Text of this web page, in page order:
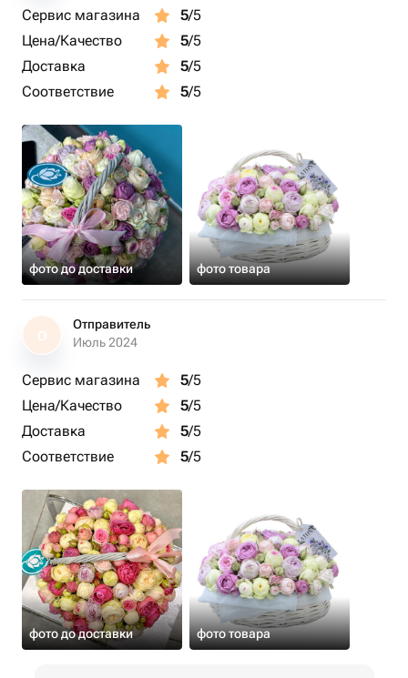
Сервис магазина 5/5
Цена/Качество
5/5
Доставка
5/5
Соответствие
5/5
фото до доставки фото товара
О
Отправитель
Июль 2024
Сервис магазина 5/5
Цена/Качество
5/5
Доставка
5/5
Соответствие
5/5
фото до доставки фото товара